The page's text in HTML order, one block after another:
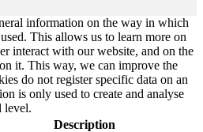
information on the way in which
This allows us to learn more on
interact with our website, and on the
it. This way, we can improve the
do not register specific data on an
is only used to create and analyse
level.
Description